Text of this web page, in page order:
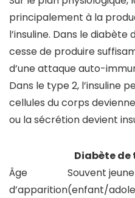
principalement à la
l’insuline. Dans le diabète
cesse de produire
d’une attaque auto-
Dans le type 2, l’insuline
cellules du corps
ou la sécrétion devient
Diabète de
Âge
d’apparition
Souvent jeune
(enfant/